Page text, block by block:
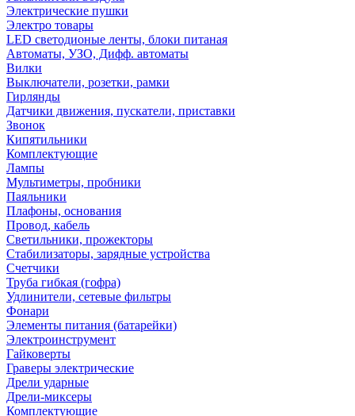
Электрические пушки
Электро товары
LED светодионые ленты, блоки питаная
Автоматы, УЗО, Дифф. автоматы
Вилки
Выключатели, розетки, рамки
Гирлянды
Датчики движения, пускатели, приставки
Звонок
Кипятильники
Комплектующие
Лампы
Мультиметры, пробники
Паяльники
Плафоны, основания
Провод, кабель
Светильники, прожекторы
Стабилизаторы, зарядные устройства
Счетчики
Труба гибкая (гофра)
Удлинители, сетевые фильтры
Фонари
Элементы питания (батарейки)
Электроинструмент
Гайковерты
Граверы электрические
Дрели ударные
Дрели-миксеры
Комплектующие